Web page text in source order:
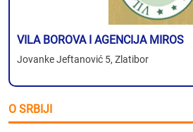
VILA BOROVA I AGENCIJA MIROS
Jovanke Jeftanović 5, Zlatibor
O SRBIJI